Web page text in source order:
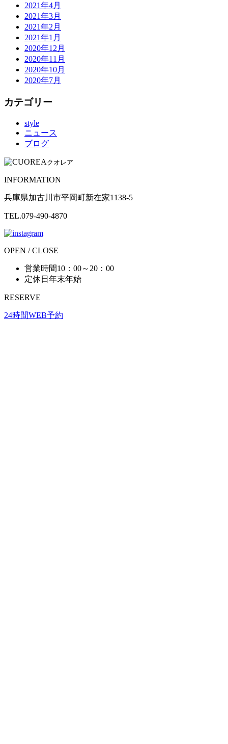
2021年4月
2021年3月
2021年2月
2021年1月
2020年12月
2020年11月
2020年10月
2020年7月
カテゴリー
style
ニュース
ブログ
クオレア
INFORMATION
兵庫県加古川市平岡町新在家1138-5
TEL.079-490-4870
OPEN / CLOSE
営業時間10：00～20：00
定休日 年末年始
RESERVE
24時間WEB予約